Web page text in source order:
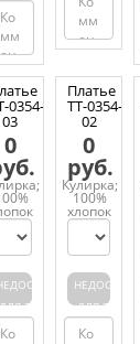
0354-
03
0
ДЛЯ ЗАКАЗА
Платье
ТТ-0354-
02
0
руб.
Кулирка;
100%
хлопок
НЕДОСТУПЕН
ДЛЯ ЗАКАЗА